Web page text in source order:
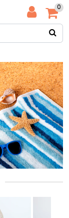
0